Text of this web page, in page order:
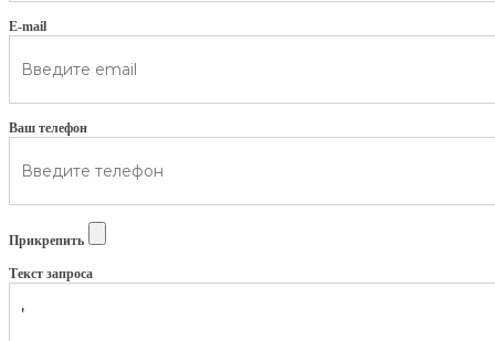
E-mail
Ваш телефон
Прикрепить
Текст запроса